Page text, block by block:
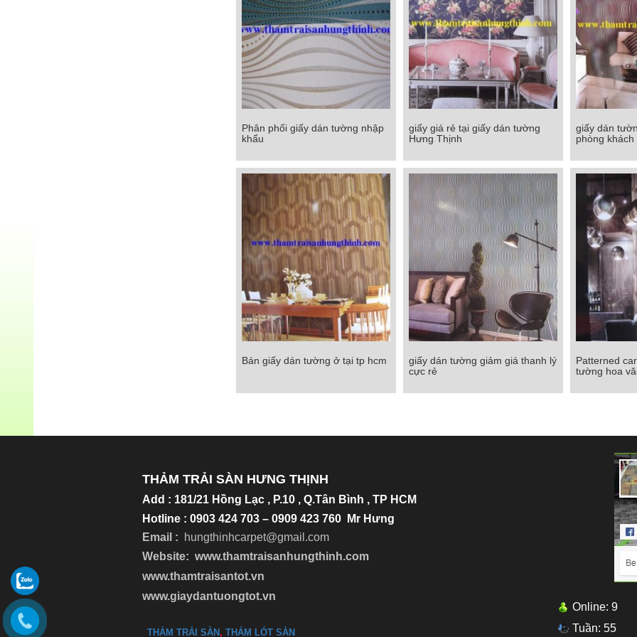
Phân phối giấy dán tường nhập
Chi tiết
Phân phối giấy dán tường nhập
khẩu
giấy giá rẻ tại giấy dán tường
Chi tiết
giấy giá rẻ tại giấy dán tường
Hưng Thịnh
giấy dán
Chi tiết
giấy dán
phòng khách
Bán giấy dán tường ở tại tp hcm
Bán giấy dán tường ở tại tp hcm
giấy dán tường giảm giá thanh lý
giấy dán tường giảm giá thanh lý
cực rẻ
Patterned
Patterned
tường hoa
THẢM TRẢI SÀN HƯNG THỊNH
Add : 181/21 Hồng Lạc , P.10 , Q.Tân Bình , TP HCM
Hotline : 0903 424 703 – 0909 423 760 Mr Hưng
Email :
hungthinhcarpet@gmail.com
Website: www.thamtraisanhungthinh.com
www.thamtraisantot.vn
www.giaydantuongtot.vn
THẢM TRẢI SÀN , THẢM LÓT SÀN
Online: 9
Tuần: 55